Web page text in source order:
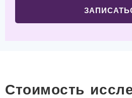
Стоимость